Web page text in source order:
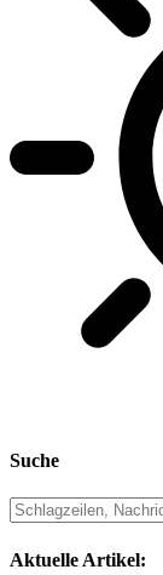
Suche
Aktuelle Artikel: